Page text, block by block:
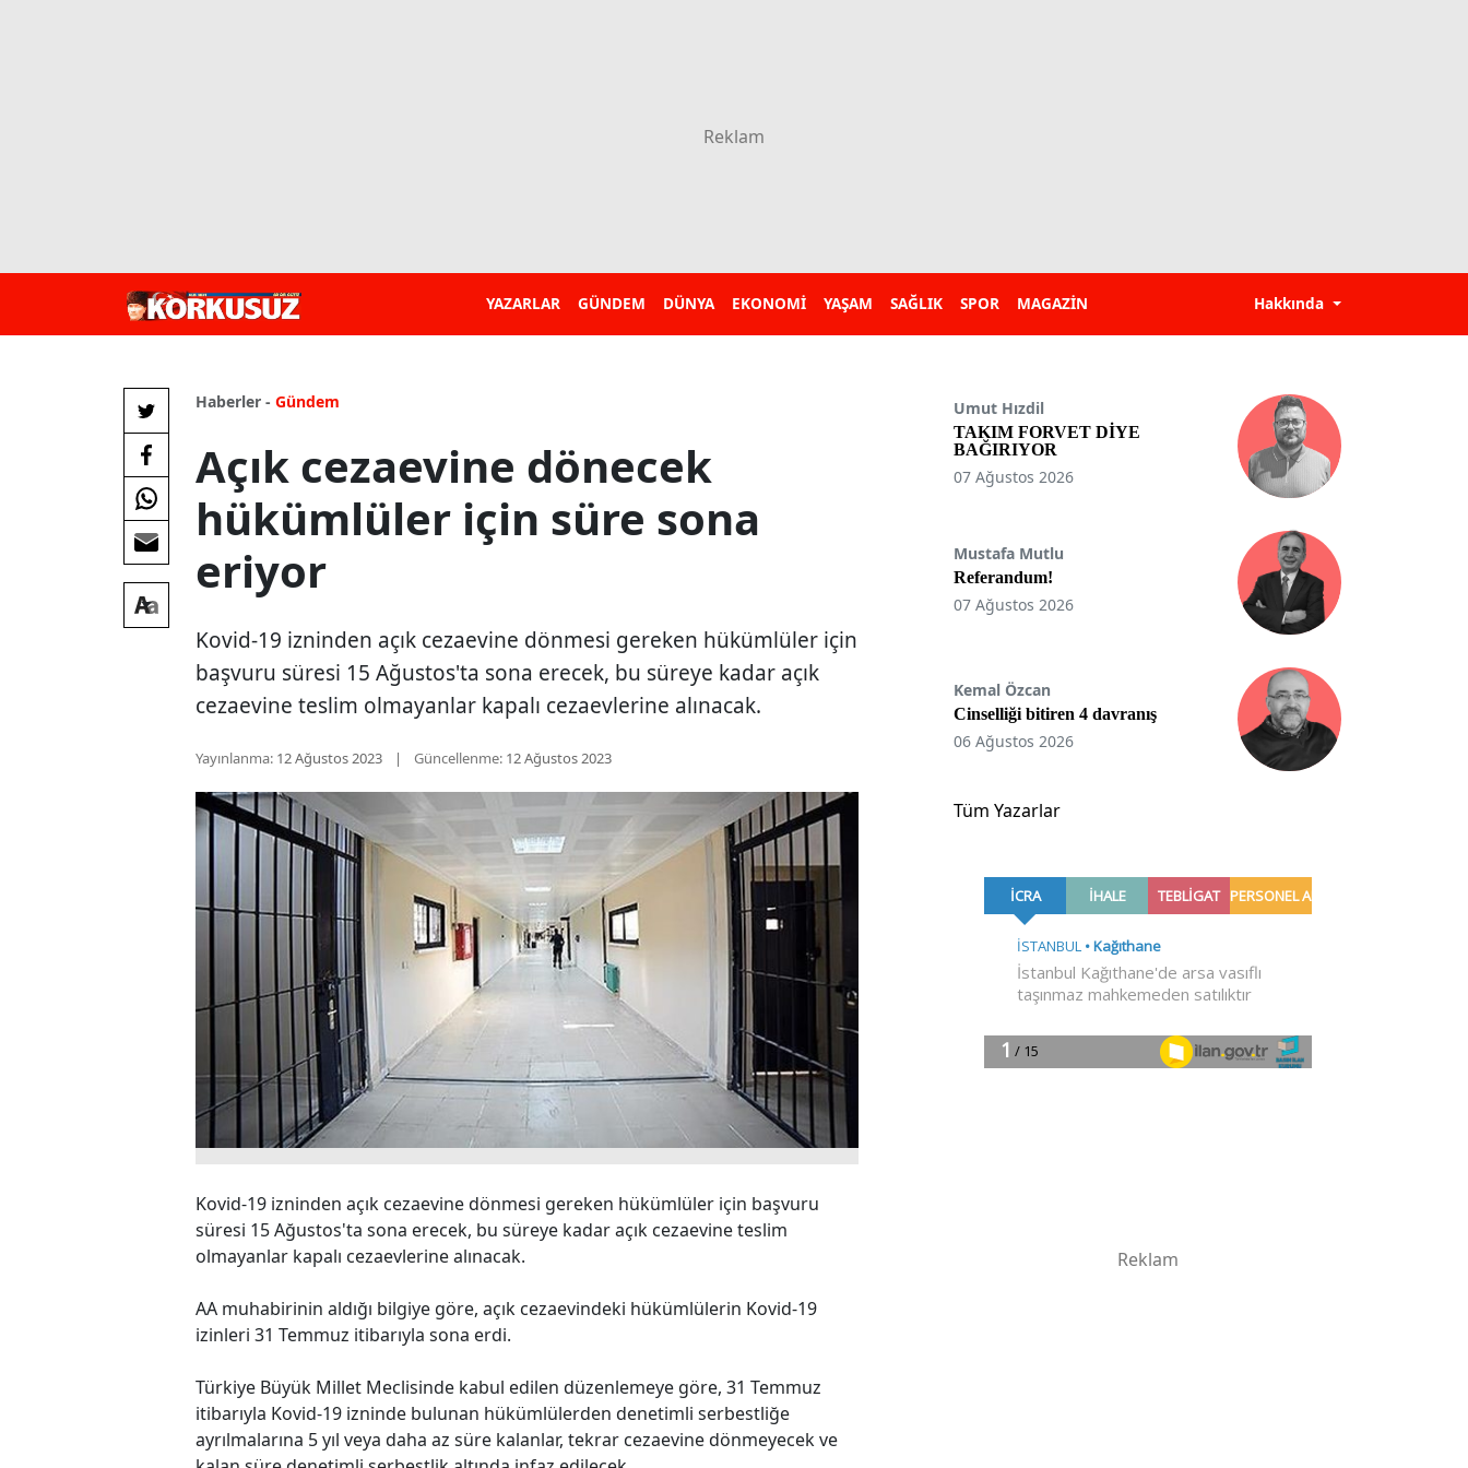
YAZARLAR GÜNDEM DÜNYA EKONOMİ YAŞAM SAĞLIK SPOR MAGAZİN Hakkında
Haberler - Gündem
Açık cezaevine dönecek
hükümlüler için süre sona
eriyor
Kovid-19 izninden açık cezaevine dönmesi gereken hükümlüler için
başvuru süresi 15 Ağustos'ta sona erecek, bu süreye kadar açık
cezaevine teslim olmayanlar kapalı cezaevlerine alınacak.
Yayınlanma: 12 Ağustos 2023 Güncellenme: 12 Ağustos 2023
Kovid-19 izninden açık cezaevine dönmesi gereken hükümlüler için başvuru
süresi 15 Ağustos'ta sona erecek, bu süreye kadar açık cezaevine teslim
olmayanlar kapalı cezaevlerine alınacak.
AA muhabirinin aldığı bilgiye göre, açık cezaevindeki hükümlülerin Kovid-19
izinleri 31 Temmuz itibarıyla sona erdi.
Türkiye Büyük Millet Meclisinde kabul edilen düzenlemeye göre, 31 Temmuz
itibarıyla Kovid-19 izninde bulunan hükümlülerden denetimli serbestliğe
ayrılmalarına 5 yıl veya daha az süre kalanlar, tekrar cezaevine dönmeyecek ve
Umut Hızdil
TAKIM FORVET DİYE
BAĞIRIYOR
07 Ağustos 2026
Mustafa Mutlu
Referandum!
07 Ağustos 2026
Kemal Özcan
Cinselliği bitiren 4 davranış
06 Ağustos 2026
Tüm Yazarlar